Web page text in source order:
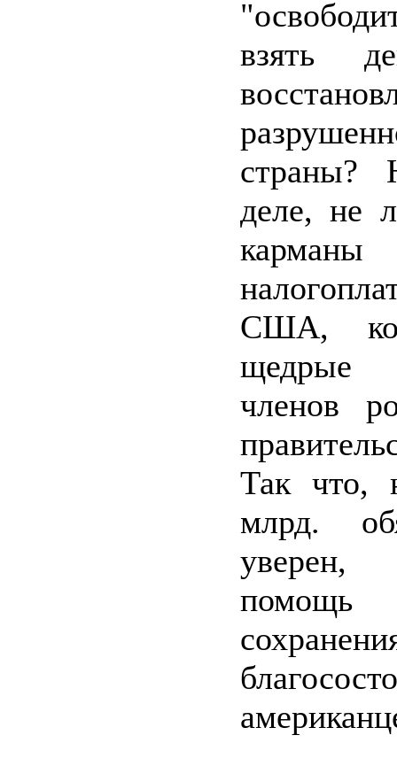
взять
страны?
деле, не
карманы
США,
членов
Так что,
млрд.